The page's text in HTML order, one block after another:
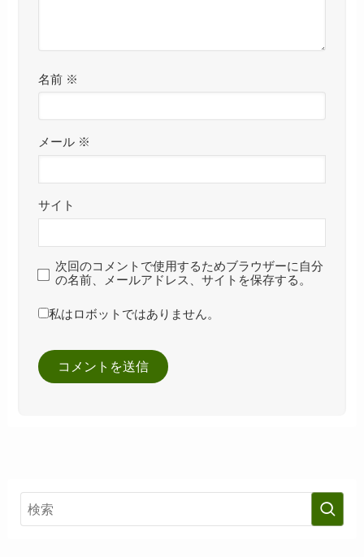
名前 ※
メール ※
サイト
次回のコメントで使用するためブラウザーに自分
の名前、メールアドレス、サイトを保存する。
私はロボットではありません。